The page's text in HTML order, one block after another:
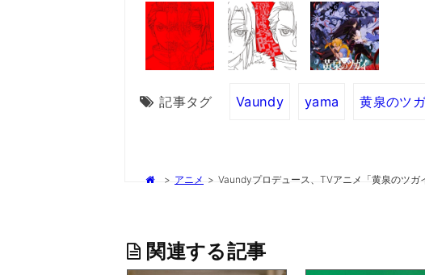
記事タグ Vaundy yama 黄泉のツ
> アニメ > Vaundyプロデュース、TVアニメ「黄泉のツ
関連する記事